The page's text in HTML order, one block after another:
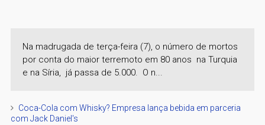
Na madrugada de terça-feira (7), o número de mortos
por conta do maior terremoto em 80 anos na Turquia
e na Síria, já passa de 5.000. O n...
Coca-Cola com Whisky? Empresa lança bebida em parceria
com Jack Daniel's